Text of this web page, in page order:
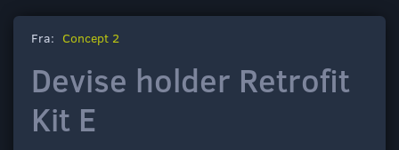
Fra: Concept 2
Devise holder Retrofit
Kit E